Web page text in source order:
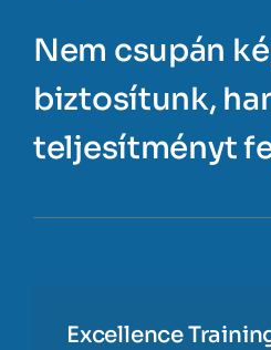
Nem csupán
biztosítunk,
teljesítményt
Excellence